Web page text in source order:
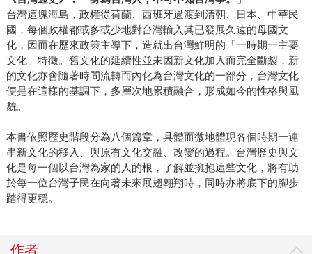
台灣這塊海島，政權從荷蘭、西班牙過渡到清朝、日本、中華民
國，每個政權都或多或少地對台灣輸入其已發展久遠的母國文
化，因而在歷來政策主導下，造就出台灣鮮明的「一時期一主要
文化」特徵。舊文化的延續性並未因新文化加入而完全斷裂，新
的文化亦會隨著時間流轉而內化為台灣文化的一部分，台灣文化
便是在這樣的基調下，多層次地累積融合，形成如今的性格與風
貌。
本書依照歷史階段分為八個篇章，具體而微地體現各個時期一連
串新文化的移入、與原有文化交融、改變的過程。台灣歷史與文
化是每一個以台灣為家的人的根，了解並擁抱這些文化，將有助
於每一位台灣子民在向著未來展翅翱翔時，同時亦將底下的腳步
踏得更穩。
作者